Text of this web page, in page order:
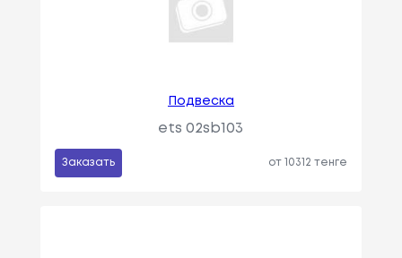
Подвеска
ets 02sb103
Заказать от 10312 тенге